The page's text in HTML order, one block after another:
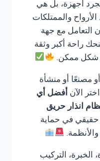
أجهزة، بل هي
والممتلكات
التعامل مع جهة
راحة أكبر وثقة
شكل ممكن.
مصنعًا أو منشأة
الآن أفضل أي
انذار حريق
في حماية
الخبرة، التركيب